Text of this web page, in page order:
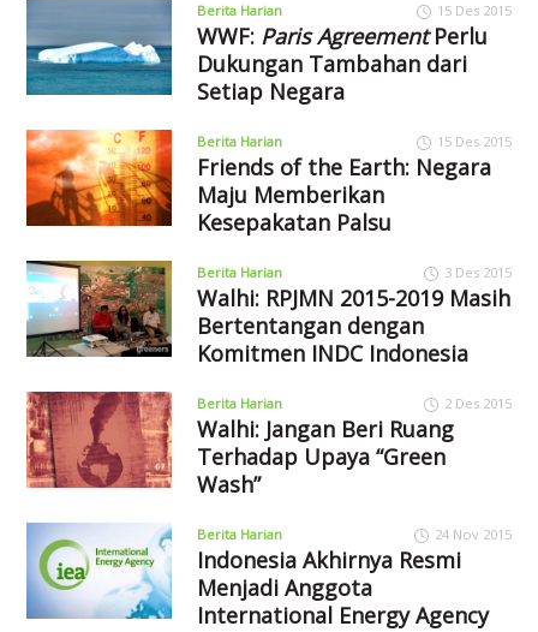
Berita Harian 15 Des 2015
WWF: Paris AgreementPerlu
Dukungan Tambahan dari
Setiap Negara
Berita Harian 15 Des 2015
Friends of the Earth: Negara
Maju Memberikan
Kesepakatan Palsu
Berita Harian 3 Des 2015
Walhi: RPJMN 2015-2019 Masih
Bertentangan dengan
Komitmen INDC Indonesia
Berita Harian 2 Des 2015
Walhi: Jangan Beri Ruang
Terhadap Upaya “Green
Wash”
Berita Harian 24 Nov 2015
Indonesia Akhirnya Resmi
Menjadi Anggota
International Energy Agency